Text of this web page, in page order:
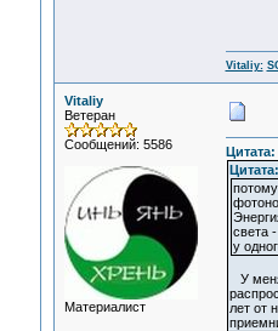
Vitaliy:
Vitaliy
Ветеран
Сообщений: 5586
Материалист
света
у
У
лет от